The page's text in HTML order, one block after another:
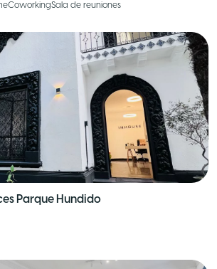
CoworkingSala de reuniones
Parque Hundido